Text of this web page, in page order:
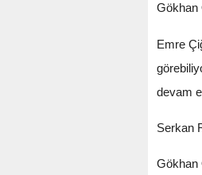
Gökhan
Emre
devam
Serkan
Gökhan